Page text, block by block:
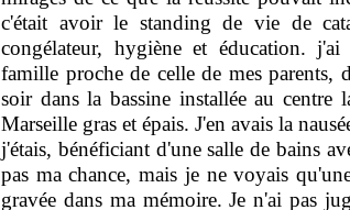
c'était avoir le standing de vie de
congélateur, hygiène et éducation.
famille proche de celle de mes parents,
soir dans la bassine installée au centre
Marseille gras et épais. J'en avais la
j'étais, bénéficiant d'une salle de bains
pas ma chance, mais je ne voyais
gravée dans ma mémoire. Je n'ai pas